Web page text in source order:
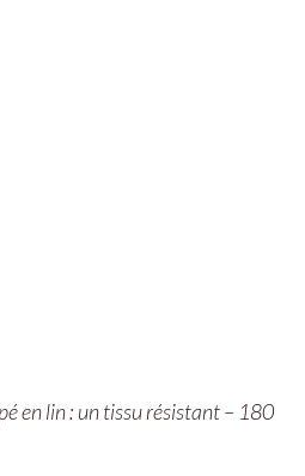
en lin : un tissu résistant – 180